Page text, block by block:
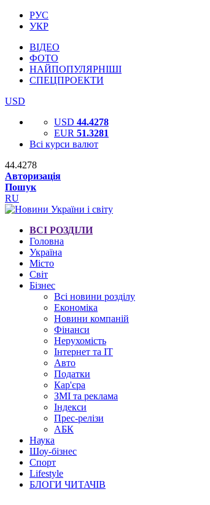
РУС
УКР
ВІДЕО
ФОТО
НАЙПОПУЛЯРНІШІ
СПЕЦПРОЕКТИ
USD
USD 44.4278
EUR 51.3281
Всі курси валют
44.4278
Авторизація
Пошук
RU
ВСІ РОЗДІЛИ
Головна
Україна
Місто
Світ
Бізнес
Всі новини розділу
Економіка
Новини компаній
Фінанси
Нерухомість
Інтернет та IT
Авто
Податки
Кар'єра
ЗМІ та реклама
Індекси
Прес-релізи
АБК
Наука
Шоу-бізнес
Спорт
Lifestyle
БЛОГИ ЧИТАЧІВ